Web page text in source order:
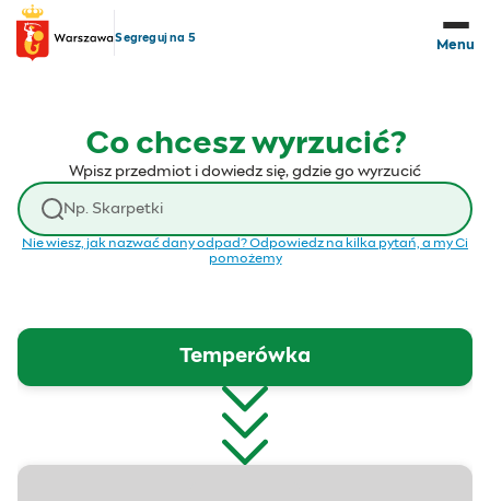
Przejdź do treści
Segreguj na 5
Menu
Co chcesz wyrzucić?
Wpisz przedmiot i dowiedz się, gdzie go wyrzucić
Wyszukaj odpad
Nie wiesz, jak nazwać dany odpad? Odpowiedz na kilka pytań, a my Ci
pomożemy
Temperówka